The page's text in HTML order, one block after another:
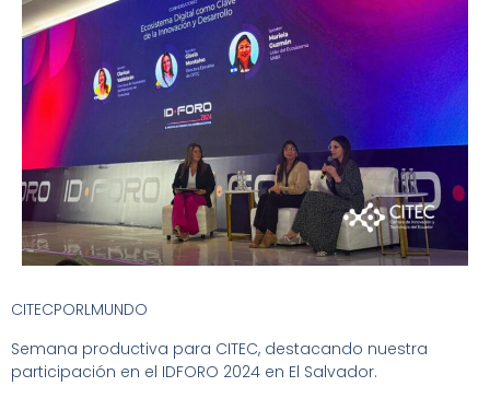
CITECPORLMUNDO
Semana productiva para CITEC, destacando nuestra
participación en el IDFORO 2024 en El Salvador.